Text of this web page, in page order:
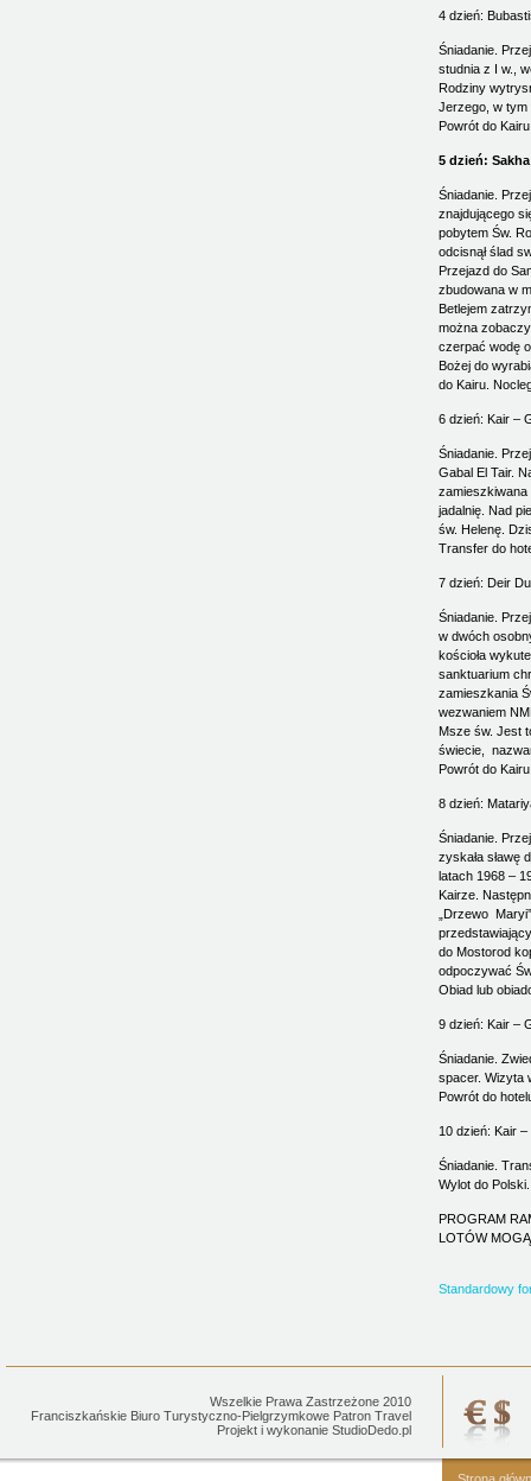
4 dzień:
Śniadanie.
studnia z I w.,
Rodziny
Jerzego, w tym
Powrót do
5 dzień:
Śniadanie.
znajdującego
pobytem Św.
odcisnął ślad
Przejazd do
zbudowana w
Betlejem
można
czerpać wodę
Bożej do
do Kairu.
6 dzień: Kair –
Śniadanie.
Gabal El Tair.
zamieszkiwana
jadalnię. Nad
św. Helenę.
Transfer do
7 dzień: Deir
Śniadanie.
w dwóch
kościoła
sanktuarium
zamieszkania
wezwaniem
Msze św. Jest
świecie,
Powrót do
8 dzień:
Śniadanie.
zyskała sławę
latach 1968 –
Kairze.
„Drzewo
do Mostorod
odpoczywać
Obiad lub
9 dzień: Kair –
Śniadanie.
spacer. Wizyta
Powrót do
10 dzień: Kair
Śniadanie.
Wylot do
PROGRAM
LOTÓW
Standardowy
Wszelkie Prawa Zastrzeżone 2010
Franciszkańskie Biuro Turystyczno-Pielgrzymkowe Patron Travel
Projekt i wykonanie StudioDedo.pl